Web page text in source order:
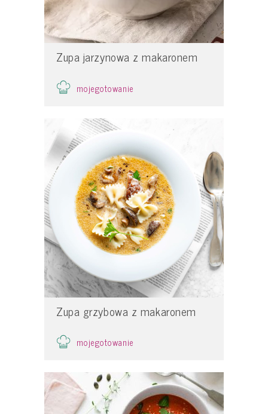
Zupa jarzynowa z makaronem
mojegotowanie
Zupa grzybowa z makaronem
mojegotowanie